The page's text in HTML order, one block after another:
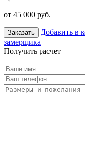
от 45 000 руб.
Заказать Добавить в
замерщика
Получить расчет